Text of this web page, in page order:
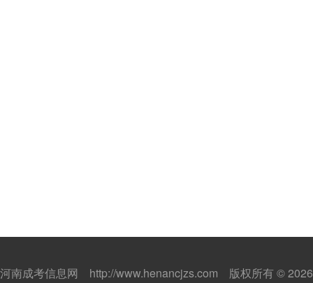
河南成考信息网 http://www.henancjzs.com 版权所有 © 2026